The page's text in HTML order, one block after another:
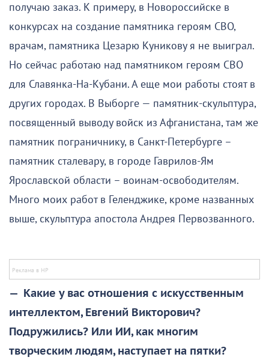
получаю заказ. К примеру, в Новороссийске в
конкурсах на создание памятника героям СВО,
врачам, памятника Цезарю Куникову я не выиграл.
Но сейчас работаю над памятником героям СВО
для Славянка-На-Кубани. А еще мои работы стоят в
других городах. В Выборге — памятник-скульптура,
посвященный выводу войск из Афганистана, там же
памятник пограничнику, в Санкт-Петербурге –
памятник сталевару, в городе Гаврилов-Ям
Ярославской области – воинам-освободителям.
Много моих работ в Геленджике, кроме названных
выше, скульптура апостола Андрея Первозванного.
— Какие у вас отношения с искусственным
интеллектом, Евгений Викторович?
Подружились? Или ИИ, как многим
творческим людям, наступает на пятки?